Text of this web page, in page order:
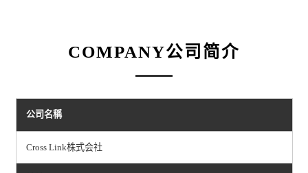
COMPANY公司简介
公司名稱
Cross Link株式会社